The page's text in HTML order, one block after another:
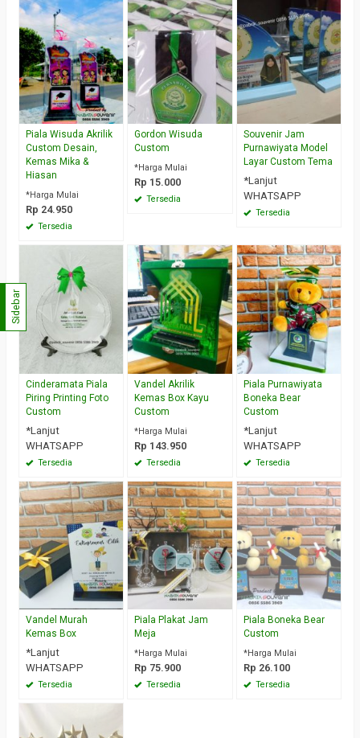
Piala Wisuda Akrilik
Custom Desain,
Kemas Mika &
Hiasan
*Harga Mulai
Rp 24.950
Tersedia
Gordon Wisuda
Custom
*Harga Mulai
Rp 15.000
Tersedia
Souvenir Jam
Purnawiyata Model
Layar Custom Tema
*Lanjut
WHATSAPP
Tersedia
Cinderamata Piala
Piring Printing Foto
Custom
*Lanjut
WHATSAPP
Tersedia
Vandel Akrilik
Kemas Box Kayu
Custom
*Harga Mulai
Rp 143.950
Tersedia
Piala Purnawiyata
Boneka Bear
Custom
*Lanjut
WHATSAPP
Tersedia
Vandel Murah
Kemas Box
*Lanjut
WHATSAPP
Tersedia
Piala Plakat Jam
Meja
*Harga Mulai
Rp 75.900
Tersedia
Piala Boneka Bear
Custom
*Harga Mulai
Rp 26.100
Tersedia
Sidebar